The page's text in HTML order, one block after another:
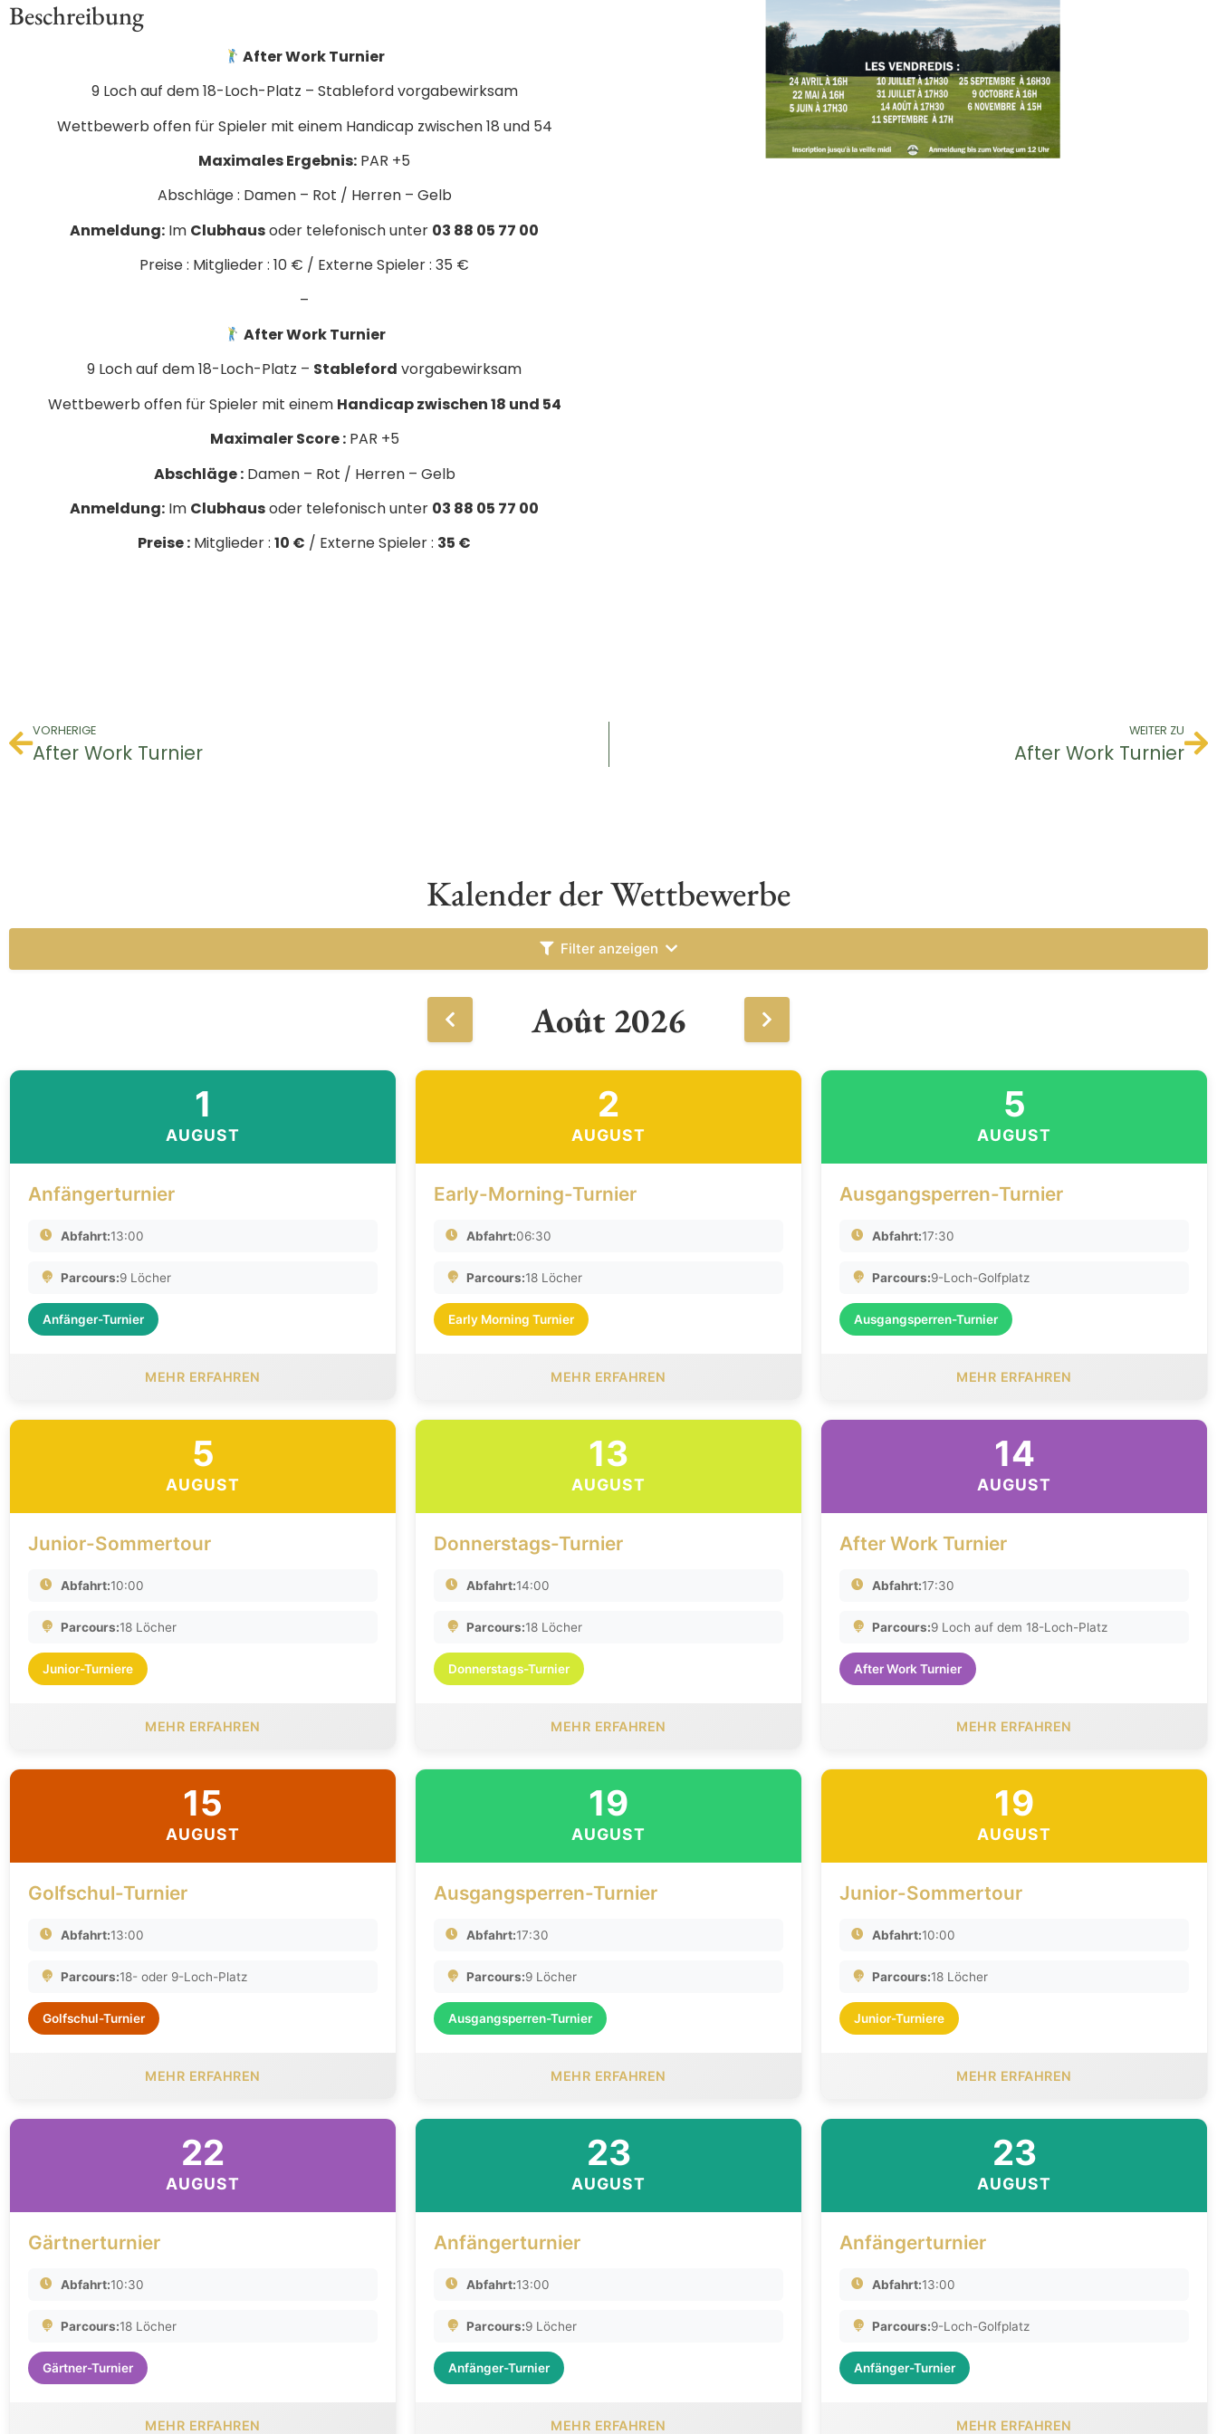
Beschreibung
After Work Turnier
9 Loch auf dem 18-Loch-Platz – Stableford vorgabewirksam
Wettbewerb offen für Spieler mit einem Handicap zwischen 18 und 54
Maximales Ergebnis: PAR +5
Abschläge : Damen – Rot / Herren – Gelb
Anmeldung: Im Clubhausoder telefonisch unter 03 88 05 77 00
Preise : Mitglieder : 10 € / Externe Spieler : 35 €
–
After Work Turnier
9 Loch auf dem 18-Loch-Platz – Stableford vorgabewirksam
Wettbewerb offen für Spieler mit einem Handicap zwischen 18 und 54
Maximaler Score :PAR +5
Abschläge :Damen – Rot / Herren – Gelb
Anmeldung: Im Clubhausoder telefonisch unter 03 88 05 77 00
Preise : Mitglieder : 10 € / Externe Spieler : 35 €
VORHERIGE
After Work Turnier
WEITER ZU
After Work Turnier
Kalender der Wettbewerbe
Filter anzeigen
Août 2026
1
AUGUST
Anfängerturnier
Abfahrt:13:00
Parcours:9 Löcher
Anfänger-Turnier
MEHR ERFAHREN
2
AUGUST
Early-Morning-Turnier
Abfahrt:06:30
Parcours:18 Löcher
Early Morning Turnier
MEHR ERFAHREN
5
AUGUST
Ausgangsperren-Turnier
Abfahrt:17:30
Parcours:9-Loch-Golfplatz
Ausgangsperren-Turnier
MEHR ERFAHREN
5
AUGUST
Junior-Sommertour
Abfahrt:10:00
Parcours:18 Löcher
Junior-Turniere
MEHR ERFAHREN
13
AUGUST
Donnerstags-Turnier
Abfahrt:14:00
Parcours:18 Löcher
Donnerstags-Turnier
MEHR ERFAHREN
14
AUGUST
After Work Turnier
Abfahrt:17:30
Parcours:9 Loch auf dem 18-Loch-Platz
After Work Turnier
MEHR ERFAHREN
15
AUGUST
Golfschul-Turnier
Abfahrt:13:00
Parcours:18- oder 9-Loch-Platz
Golfschul-Turnier
MEHR ERFAHREN
19
AUGUST
Ausgangsperren-Turnier
Abfahrt:17:30
Parcours:9 Löcher
Ausgangsperren-Turnier
MEHR ERFAHREN
19
AUGUST
Junior-Sommertour
Abfahrt:10:00
Parcours:18 Löcher
Junior-Turniere
MEHR ERFAHREN
22
AUGUST
Gärtnerturnier
Abfahrt:10:30
Parcours:18 Löcher
Gärtner-Turnier
MEHR ERFAHREN
23
AUGUST
Anfängerturnier
Abfahrt:13:00
Parcours:9 Löcher
Anfänger-Turnier
MEHR ERFAHREN
23
AUGUST
Anfängerturnier
Abfahrt:13:00
Parcours:9-Loch-Golfplatz
Anfänger-Turnier
MEHR ERFAHREN